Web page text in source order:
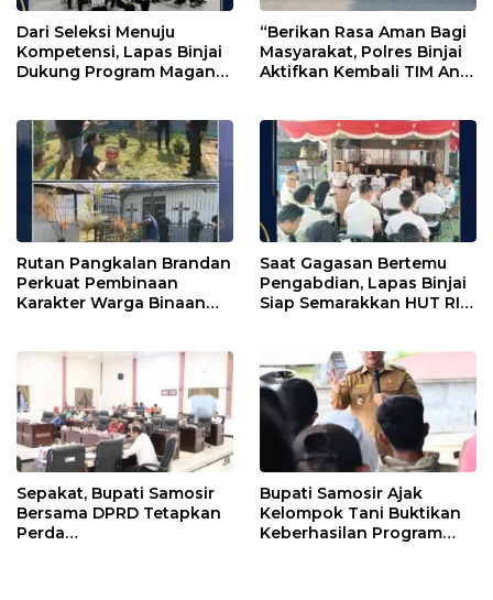
Dari Seleksi Menuju
Kompetensi, Lapas Binjai
Dukung Program Magang
“Berikan Rasa Aman Bagi
Masyarakat, Polres Binjai
Aktifkan Kembali TIM Anti
Rutan Pangkalan Brandan
Perkuat Pembinaan
Karakter Warga Binaan
Saat Gagasan Bertemu
Pengabdian, Lapas Binjai
Siap Semarakkan HUT RI
Sepakat, Bupati Samosir
Bersama DPRD Tetapkan
Perda
Bupati Samosir Ajak
Kelompok Tani Buktikan
Keberhasilan Program